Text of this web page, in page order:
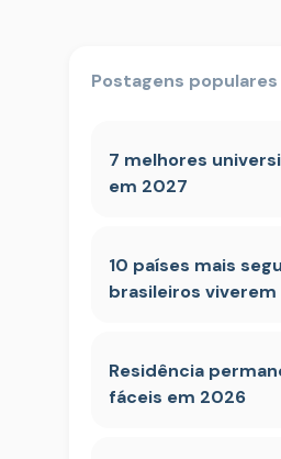
Postagens populares
7 melhores
em 2027
10 países mais
brasileiros
Residência
fáceis em 2026